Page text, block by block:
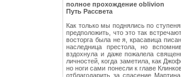
полное прохождение oblivion
Путь Рассвета
Как только мы поднялись по
предположить, что это так
восторга была не я, красавица
наследница престола, но
вздохнула и даже пожалела
личностей, когда заметила, как
но ноги сами понесли к главе
отблагодарить за спасение